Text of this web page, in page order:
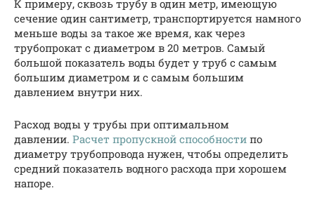
К примеру, сквозь трубу в один метр, имеющую
сечение один сантиметр, транспортируется намного
меньше воды за такое же время, как через
трубопрокат с диаметром в 20 метров. Самый
большой показатель воды будет у труб с самым
большим диаметром и с самым большим
давлением внутри них.
Расход воды у трубы при оптимальном
давлении. Расчет пропускной способности по
диаметру трубопровода нужен, чтобы определить
средний показатель водного расхода при хорошем
напоре.